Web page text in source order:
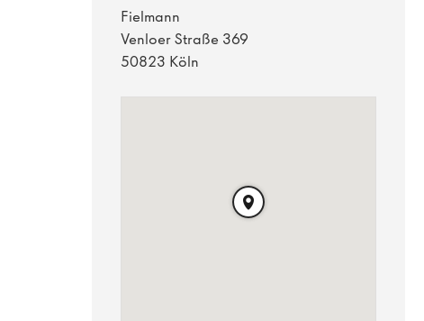
Fielmann
Venloer Straße 369
50823 Köln